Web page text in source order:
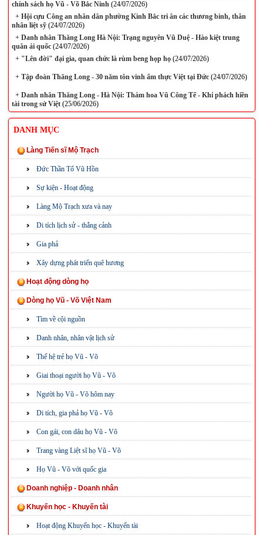
chính sách họ Vũ - Võ Bắc Ninh(24/07/2026)
+Hội cựu Công an nhân dân phường Kinh Bắc tri ân các thương binh, thân
nhân liệt sỹ(24/07/2026)
+Danh nhân Thăng Long Hà Nội: Trạng nguyên Vũ Duệ - Hào kiệt trung
quân ái quốc(24/07/2026)
+"Lên đời" đại gia, quan chức là rùm beng họp họ(24/07/2026)
+Tập đoàn Thăng Long - 30 năm tôn vinh ẩm thực Việt tại Đức(24/07/2026)
+Danh nhân Thăng Long - Hà Nội: Thám hoa Vũ Công Tể - Khí phách hiền
tài trong sử Việt(25/06/2026)
DANH MỤC
Làng Tiến sĩ Mộ Trạch
Đức Thần Tổ Vũ Hồn
Sự kiện - Hoạt động
Làng Mộ Trạch xưa và nay
Di tích lịch sử - thắng cảnh
Gia phả
Xây dựng phát triển quê hương
Hoạt động dòng họ
Dòng họ Vũ - Võ Việt Nam
Tìm về cội nguồn
Danh nhân, nhân vật lịch sử
Thế hệ trẻ họ Vũ - Võ
Giai thoại người họ Vũ - Võ
Người họ Vũ - Võ hôm nay
Di tích, gia phả họ Vũ - Võ
Con gái, con dâu họ Vũ - Võ
Trang vàng Liệt sĩ họ Vũ - Võ
Họ Vũ - Võ với quốc gia
Doanh nghiệp - Doanh nhân
Khuyến học - Khuyến tài
Hoạt động Khuyến học - Khuyến tài